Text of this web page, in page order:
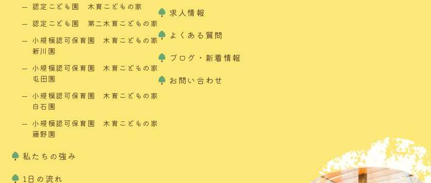
認定こども園 木育こどもの家
認定こども園 第二木育こどもの家
小規模認可保育園 木育こどもの家
新川園
小規模認可保育園 木育こどもの家
屯田園
小規模認可保育園 木育こどもの家
白石園
小規模認可保育園 木育こどもの家
藤野園
私たちの強み
1日の流れ
求人情報
よくある質問
ブログ・新着情報
お問い合わせ